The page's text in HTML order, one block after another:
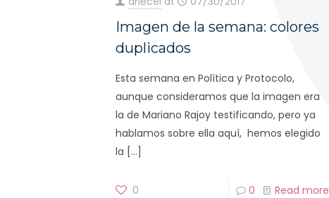
Imagen de la semana: colores
duplicados
Esta semana en Política y Protocolo,
aunque consideramos que la imagen era
la de Mariano Rajoy testificando, pero ya
hablamos sobre ella aquí, hemos elegido
la […]
0 0 Read more